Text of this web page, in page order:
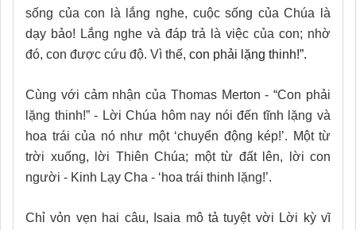
sống của con là lắng nghe, cuộc sống của Chúa là
dạy bảo! Lắng nghe và đáp trả là việc của con; nhờ
đó, con được cứu độ. Vì thế, con phải lặng thinh!”.
Cùng với cảm nhận của Thomas Merton - “Con phải
lặng thinh!” - Lời Chúa hôm nay nói đến tĩnh lặng và
hoa trái của nó như một ‘chuyển động kép!’. Một từ
trời xuống, lời Thiên Chúa; một từ đất lên, lời con
người - Kinh Lạy Cha - ‘hoa trái thinh lặng!’.
Chỉ vỏn vẹn hai câu, Isaia mô tả tuyệt vời Lời kỳ vĩ